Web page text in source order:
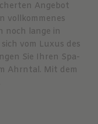
Angebot
vollkommenes
noch lange in
vom Luxus des
Sie Ihren Spa-
Ahrntal. Mit dem